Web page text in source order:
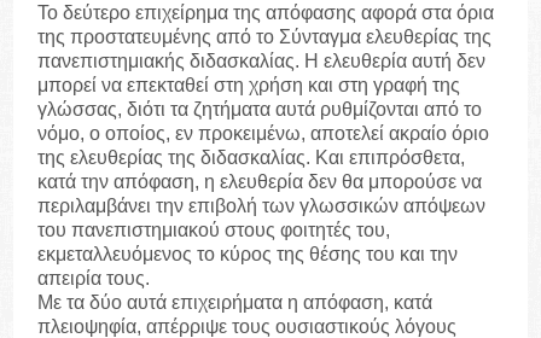
Το δεύτερο επιχείρημα της απόφασης αφορά στα όρια
της προστατευμένης από το Σύνταγμα ελευθερίας της
πανεπιστημιακής διδασκαλίας. Η ελευθερία αυτή δεν
μπορεί να επεκταθεί στη χρήση και στη γραφή της
γλώσσας, διότι τα ζητήματα αυτά ρυθμίζονται από το
νόμο, ο οποίος, εν προκειμένω, αποτελεί ακραίο όριο
της ελευθερίας της διδασκαλίας. Και επιπρόσθετα,
κατά την απόφαση, η ελευθερία δεν θα μπορούσε να
περιλαμβάνει την επιβολή των γλωσσικών απόψεων
του πανεπιστημιακού στους φοιτητές του,
εκμεταλλευόμενος το κύρος της θέσης του και την
απειρία τους.
Με τα δύο αυτά επιχειρήματα η απόφαση, κατά
πλειοψηφία, απέρριψε τους ουσιαστικούς λόγους